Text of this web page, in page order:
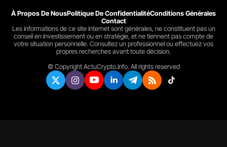
À Propos De NousPolitique De ConfidentialitéConditions Générales
Contact
Les informations de ce site internet sont générales, ne constituent pas un
conseil en investissement ou en stratégie, et ne tiennent pas compte de
votre situation personnelle. Consultez un professionnel ou effectuez vos
propres recherches avant toute décision.
© Copyright ActuCrypto.info. All rights reserved